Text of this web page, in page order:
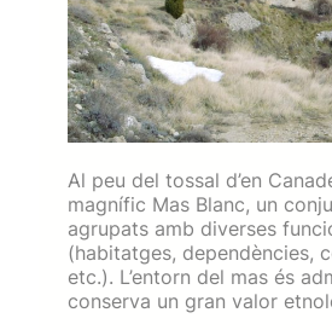
Al peu del tossal d’en
magnífic Mas Blanc, un
agrupats amb diverses
(habitatges, dependències,
etc.). L’entorn del mas és
conserva un gran valor